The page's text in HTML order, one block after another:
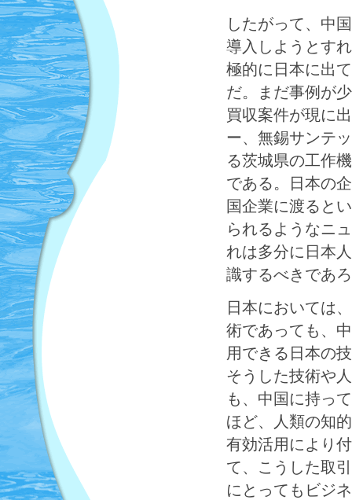
したがって、中
導入しようとす
極的に日本に出
だ。まだ事例が
買収案件が現に
ー、無錫サンテ
る茨城県の工作
である。日本の
国企業に渡ると
られるようなニ
れは多分に日本
識するべきであ
日本においては
術であっても、
用できる日本の
そうした技術や
も、中国に持っ
ほど、人類の知
有効活用により
て、こうした取
にとってもビジ